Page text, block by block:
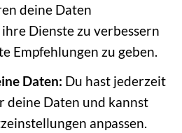
deine Daten
Dienste zu verbessern
Empfehlungen zu geben.
Daten: Du hast jederzeit
deine Daten und kannst
anpassen.